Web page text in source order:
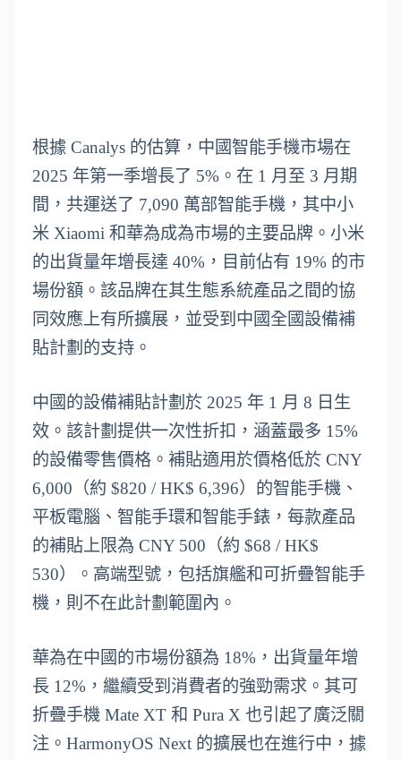
根據 Canalys 的估算，中國智能手機市場在
2025 年第一季增長了 5%。在 1 月至 3 月期
間，共運送了 7,090 萬部智能手機，其中小
米 Xiaomi 和華為成為市場的主要品牌。小米
的出貨量年增長達 40%，目前佔有 19% 的市
場份額。該品牌在其生態系統產品之間的協
同效應上有所擴展，並受到中國全國設備補
貼計劃的支持。
中國的設備補貼計劃於 2025 年 1 月 8 日生
效。該計劃提供一次性折扣，涵蓋最多 15%
的設備零售價格。補貼適用於價格低於 CNY
6,000（約 $820 / HK$ 6,396）的智能手機、
平板電腦、智能手環和智能手錶，每款產品
的補貼上限為 CNY 500（約 $68 / HK$
530）。高端型號，包括旗艦和可折疊智能手
機，則不在此計劃範圍內。
華為在中國的市場份額為 18%，出貨量年增
長 12%，繼續受到消費者的強勁需求。其可
折疊手機 Mate XT 和 Pura X 也引起了廣泛關
注。HarmonyOS Next 的擴展也在進行中，據